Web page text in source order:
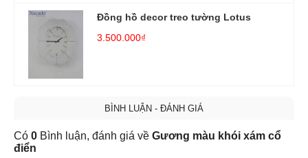
Đồng hồ decor treo tường Lotus
3.500.000₫
BÌNH LUẬN - ĐÁNH GIÁ
Có 0 Bình luận, đánh giá về Gương màu khói xám cổ
điển